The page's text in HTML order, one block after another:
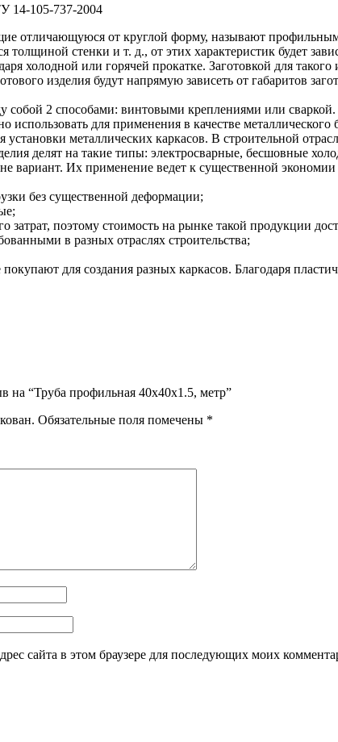
14-105-737-2004
отличающуюся от круглой форму, называют
толщиной стенки и т. д., от этих характеристик будет
холодной или горячей прокатке. Заготовкой для
изделия будут напрямую зависеть от габаритов
собой 2 способами: винтовыми креплениями или сваркой.
использовать для применения в качестве
металлических каркасов. В строительной
делят на такие типы: электросварные, бесшовные
вариант. Их применение ведет к существенной экономии
без существенной деформации;
затрат, поэтому стоимость на рынке такой продукции
в разных отраслях строительства;
для создания разных каркасов. Благодаря
на “Труба профильная 40х40х1.5, метр”
Обязательные поля помечены *
сайта в этом браузере для последующих моих